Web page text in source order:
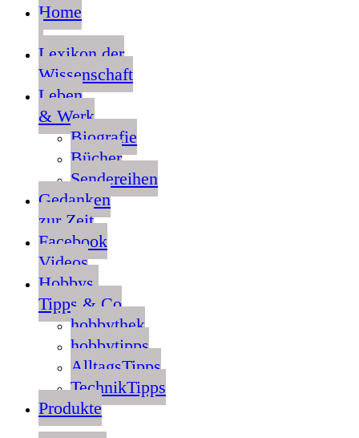
Home
Lexikon der
Wissenschaft
Leben
& Werk
Biografie
Bücher
Sendereihen
Gedanken
zur Zeit
Facebook
Videos
Hobbys,
Tipps & Co
hobbythek
hobbytipps
AlltagsTipps
TechnikTipps
Produkte